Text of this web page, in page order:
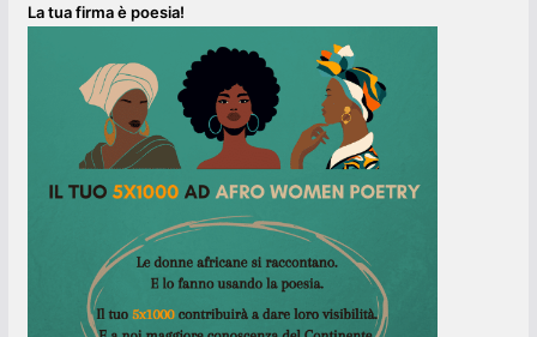
La tua firma è poesia!